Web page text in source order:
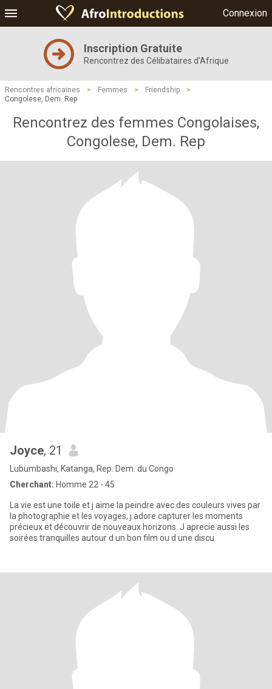
Connexion
Inscription Gratuite
Rencontrez des Célibataires d'Afrique
Rencontres africaines > Femmes > Friendship
>
Congolese, Dem. Rep
Rencontrez des femmes Congolaises,
Congolese, Dem. Rep
Joyce, 21
Lubumbashi, Katanga, Rep. Dem. du Congo
Cherchant: Homme 22 - 45
La vie est une toile et j aime la peindre avec des couleurs vives par
la photographie et les voyages, j adore capturer les moments
précieux et découvrir de nouveaux horizons. J aprecie aussi les
soirées tranquilles autour d un bon film ou d une discu